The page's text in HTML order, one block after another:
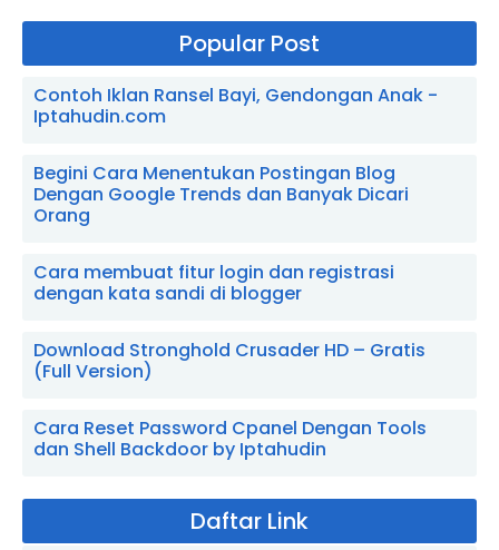
Popular Post
Contoh Iklan Ransel Bayi, Gendongan Anak -
Iptahudin.com
Begini Cara Menentukan Postingan Blog
Dengan Google Trends dan Banyak Dicari
Orang
Cara membuat fitur login dan registrasi
dengan kata sandi di blogger
Download Stronghold Crusader HD – Gratis
(Full Version)
Cara Reset Password Cpanel Dengan Tools
dan Shell Backdoor by Iptahudin
Daftar Link